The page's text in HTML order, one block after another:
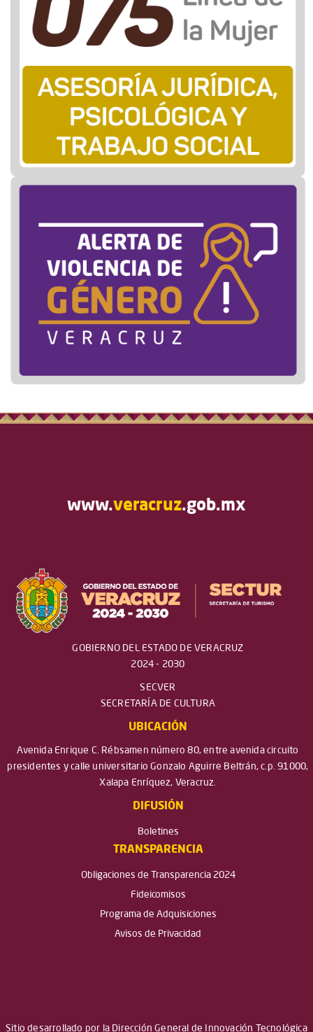
www.veracruz.gob.mx
GOBIERNO DEL ESTADO DE VERACRUZ
2024 - 2030
SECVER
SECRETARÍA DE CULTURA
UBICACIÓN
Avenida Enrique C. Rébsamen número 80, entre avenida circuito
presidentes y calle universitario Gonzalo Aguirre Beltrán, c.p. 91000,
Xalapa Enríquez, Veracruz.
DIFUSIÓN
Boletines
TRANSPARENCIA
Obligaciones de Transparencia 2024
Fideicomisos
Programa de Adquisiciones
Avisos de Privacidad
Sitio desarrollado por la Dirección General de Innovación Tecnológica